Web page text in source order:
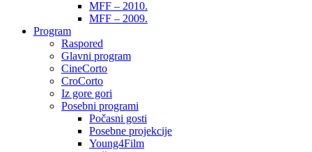
MFF – 2010.
MFF – 2009.
Program
Raspored
Glavni program
CineCorto
CroCorto
Iz gore gori
Posebni programi
Počasni gosti
Posebne projekcije
Young4Film